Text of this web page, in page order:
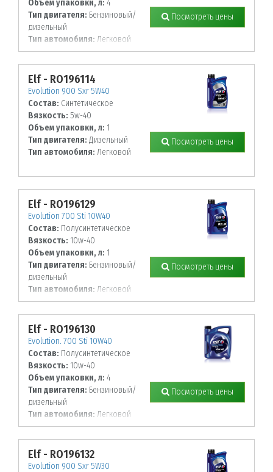
Объем упаковки, л: 4
Тип двигателя: Бензиновый/
дизельный
Тип автомобиля: Легковой
Посмотреть цены
Elf - RO196114
Evolution 900 Sxr 5W40
Состав: Синтетическое
Вязкость: 5w-40
Объем упаковки, л: 1
Тип двигателя: Дизельный
Тип автомобиля: Легковой
Посмотреть цены
Elf - RO196129
Evolution 700 Sti 10W40
Состав: Полусинтетическое
Вязкость: 10w-40
Объем упаковки, л: 1
Тип двигателя: Бензиновый/
дизельный
Тип автомобиля: Легковой
Посмотреть цены
Elf - RO196130
Evolution. 700 Sti 10W40
Состав: Полусинтетическое
Вязкость: 10w-40
Объем упаковки, л: 4
Тип двигателя: Бензиновый/
дизельный
Тип автомобиля: Легковой
Посмотреть цены
Elf - RO196132
Evolution 900 Sxr 5W30